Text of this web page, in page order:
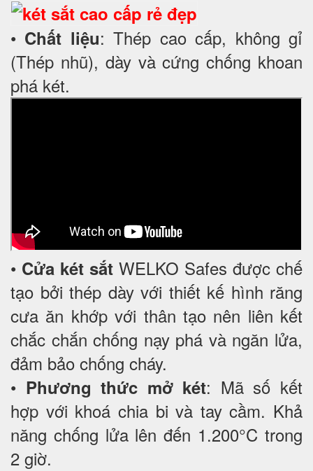
• Chất liệu: Thép cao cấp, không gỉ
(Thép nhũ), dày và cứng chống khoan
phá két.
• Cửa két sắt WELKO Safes được chế
tạo bởi thép dày với thiết kế hình răng
cưa ăn khớp với thân tạo nên liên kết
chắc chắn chống nạy phá và ngăn lửa,
đảm bảo chống cháy.
• Phương thức mở két: Mã số kết
hợp với khoá chia bi và tay cầm. Khả
năng chống lửa lên đến 1.200°C trong
2 giờ.